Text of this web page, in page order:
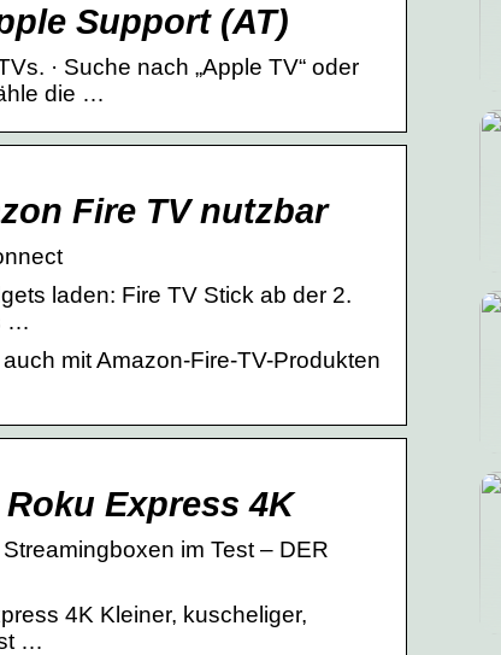
Support (AT)
· Suche nach „Apple TV“ oder
die …
Fire TV nutzbar
laden: Fire TV Stick ab der 2.
…
mit Amazon-Fire-TV-Produkten
Express 4K
im Test – DER
4K Kleiner, kuscheliger,
…